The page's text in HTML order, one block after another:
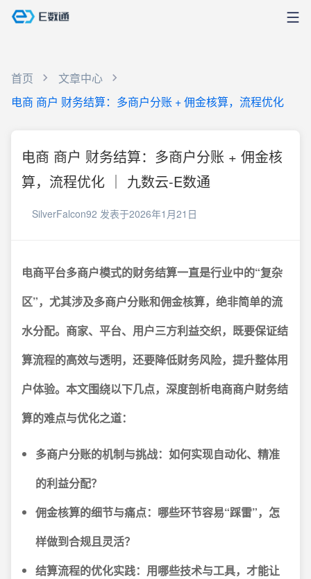
首页
文章中心
电商 商户 财务结算：多商户分账 + 佣金核算，流程优化
电商 商户 财务结算：多商户分账 + 佣金核
算，流程优化 ｜ 九数云-E数通
SilverFalcon92 发表于2026年1月21日
电商平台多商户模式的财务结算一直是行业中的“复杂
区”，尤其涉及多商户分账和佣金核算，绝非简单的流
水分配。商家、平台、用户三方利益交织，既要保证结
算流程的高效与透明，还要降低财务风险，提升整体用
户体验。本文围绕以下几点，深度剖析电商商户财务结
算的难点与优化之道：
多商户分账的机制与挑战：如何实现自动化、精准
的利益分配？
佣金核算的细节与痛点：哪些环节容易“踩雷”，怎
样做到合规且灵活？
结算流程的优化实践：用哪些技术与工具，才能让